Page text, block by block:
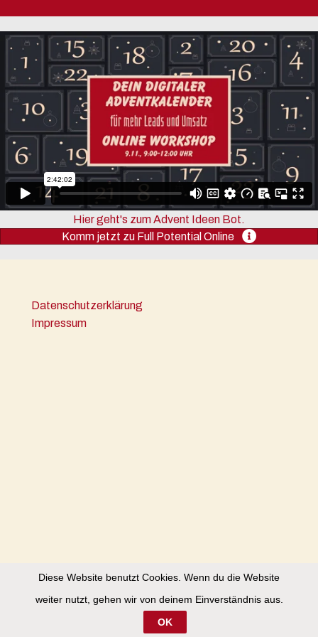
Hier geht's zum Advent Ideen Bot.
Komm jetzt zu Full Potential Online
Datenschutzerklärung
Impressum
Diese Website benutzt Cookies. Wenn du die Website
weiter nutzt, gehen wir von deinem Einverständnis aus.
OK